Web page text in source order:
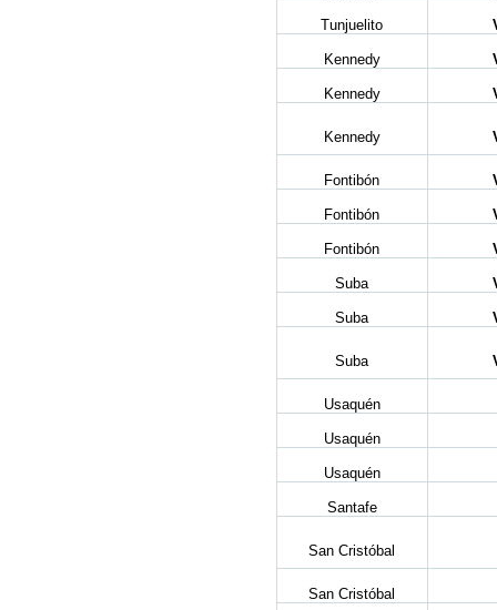
Tunjuelito
Kennedy
Kennedy
Kennedy
Fontibón
Fontibón
Fontibón
Suba
Suba
Suba
Usaquén
Usaquén
Usaquén
Santafe
San Cristóbal
San Cristóbal